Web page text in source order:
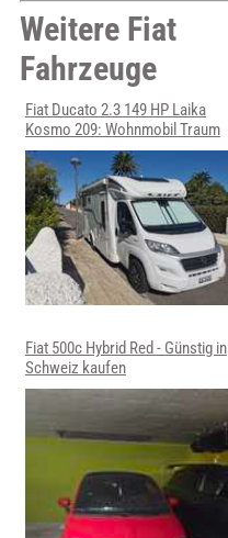
Weitere Fiat
Fahrzeuge
Fiat Ducato 2.3 149 HP Laika
Kosmo 209: Wohnmobil Traum
Fiat 500c Hybrid Red - Günstig in
Schweiz kaufen